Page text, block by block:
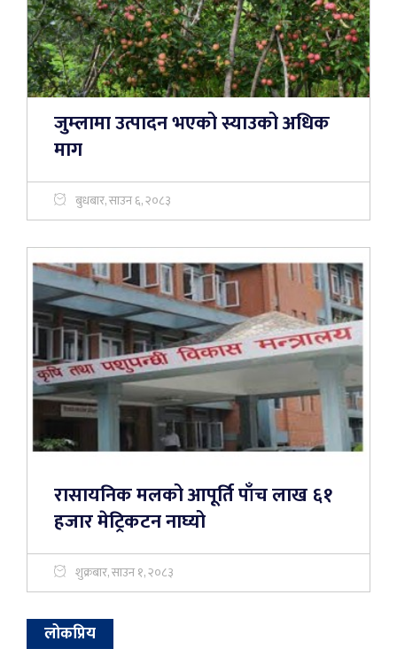
जुम्लामा उत्पादन भएको स्याउको अधिक
माग
बुधबार, साउन ६, २०८३
रासायनिक मलको आपूर्ति पाँच लाख ६१
हजार मेट्रिकटन नाघ्यो
शुक्रबार, साउन १, २०८३
लोकप्रिय